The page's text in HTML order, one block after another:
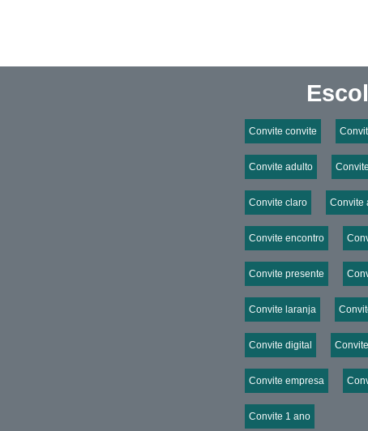
Convite convite
Convite adulto
Convite claro Convite
Convite encontro
Convite presente
Convite laranja
Convite digital
Convite empresa
Convite 1 ano